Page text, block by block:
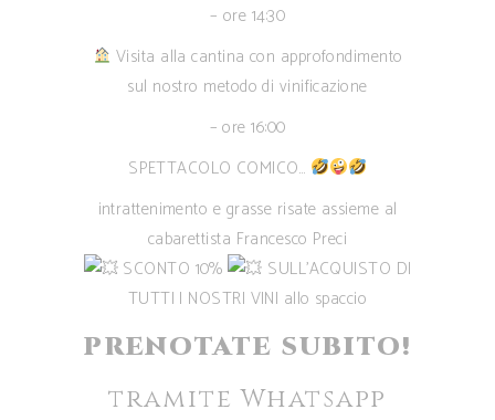
– ore 14:30
Visita alla cantina con approfondimento
sul nostro metodo di vinificazione
– ore 16:00
SPETTACOLO COMICO…
intrattenimento e grasse risate assieme al
cabarettista Francesco Preci
SCONTO 10%
SULL’ACQUISTO DI
TUTTI I NOSTRI VINI allo spaccio
PRENOTATE SUBITO!
tramite Whatsapp